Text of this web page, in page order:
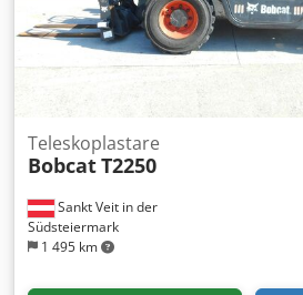
gaffeljusteringsanordning, 3:e
arbetsstrålkastare bak,
hel hytt, full fri lyfthöjd, CE-certifikat,
ytterbackspegel, varningsljus,
Sankt Veit in der
Südsteiermark
1 495 km
Teleskoplastare
BobcatT2250